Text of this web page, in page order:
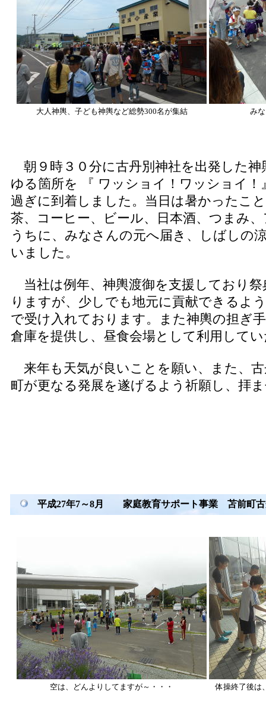
大人神輿、子ども神輿など総勢300名が集結 み
朝９時３０分に古丹別神社を出発した神
ゆる箇所を 『 ワッショイ！ワッショイ！
過ぎに到着しました。当日は暑かったこ
茶、コーヒー、ビール、日本酒、つまみ
うちに、みなさんの元へ届き、しばしの
いました。
当社は例年、神輿渡御を支援しており
りますが、少しでも地元に貢献できるよ
で受け入れております。また神輿の担ぎ
倉庫を提供し、昼食会場として利用して
来年も天気が良いことを願い、また、
町が更なる発展を遂げるよう祈願し、拝
平成27年7～8月 家庭教育サポート事業 苫前町古
空は、どんよりしてますが～・・・ 体操終了後は